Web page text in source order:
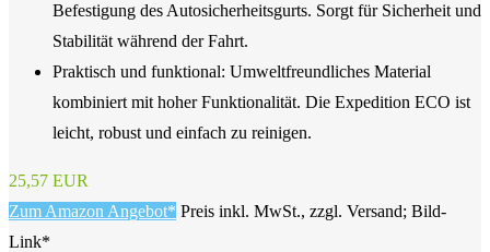
Befestigung des Autosicherheitsgurts. Sorgt für Sicherheit und
Stabilität während der Fahrt.
Praktisch und funktional: Umweltfreundliches Material
kombiniert mit hoher Funktionalität. Die Expedition ECO ist
leicht, robust und einfach zu reinigen.
25,57 EUR
Zum Amazon Angebot* Preis inkl. MwSt., zzgl. Versand; Bild-
Link*